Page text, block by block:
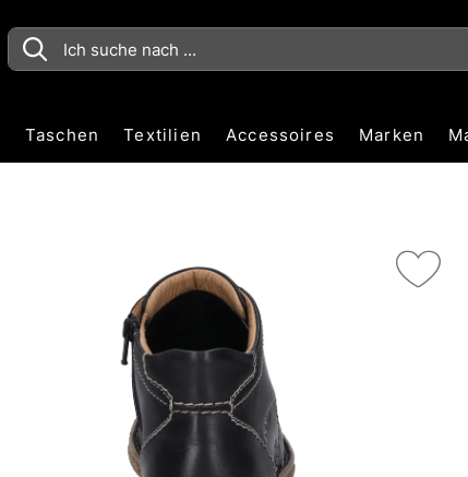
Taschen Textilien Accessoires Marken